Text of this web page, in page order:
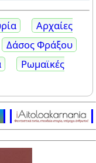
Αρχαίες
Δάσος Φράξου
Ρωμαϊκές